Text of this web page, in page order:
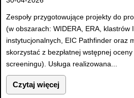
Zespoły przygotowujące projekty do
(w obszarach: WIDERA, ERA, klastrów
instytucjonalnych, EIC Pathfinder oraz
skorzystać z bezpłatnej wstępnej
screeningu). Usługa realizowana...
Czytaj więcej